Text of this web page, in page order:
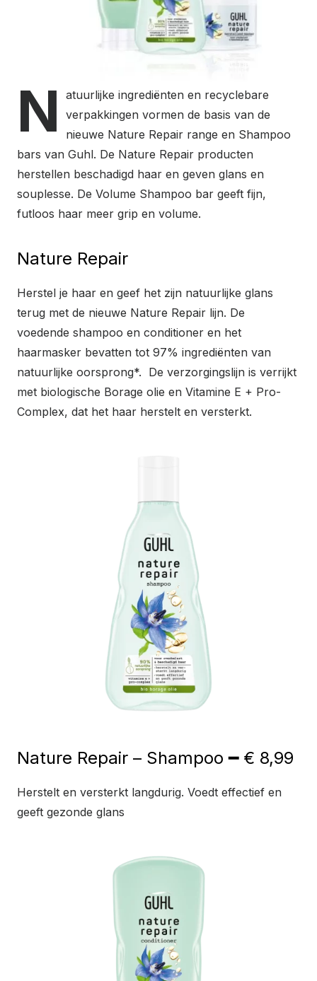
N
atuurlijke ingrediënten en recyclebare
verpakkingen vormen de basis van de
nieuwe Nature Repair range en Shampoo
bars van Guhl. De Nature Repair producten
herstellen beschadigd haar en geven glans en
souplesse. De Volume Shampoo bar geeft fijn,
futloos haar meer grip en volume.
Nature Repair
Herstel je haar en geef het zijn natuurlijke glans
terug met de nieuwe Nature Repair lijn. De
voedende shampoo en conditioner en het
haarmasker bevatten tot 97% ingrediënten van
natuurlijke oorsprong*. De verzorgingslijn is verrijkt
met biologische Borage olie en Vitamine E + Pro-
Complex, dat het haar herstelt en versterkt.
Nature Repair – Shampoo ━ € 8,99
Herstelt en versterkt langdurig. Voedt effectief en
geeft gezonde glans